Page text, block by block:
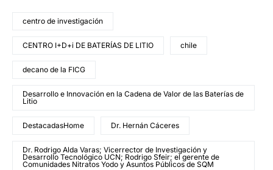
centro de investigación
CENTRO I+D+i DE BATERÍAS DE LITIO chile
decano de la FICG
Desarrollo e Innovación en la Cadena de Valor de las Baterías de
Litio
DestacadasHome Dr. Hernán Cáceres
Dr. Rodrigo Alda Varas; Vicerrector de Investigación y
Desarrollo Tecnológico UCN; Rodrigo Sfeir; el gerente de
Comunidades Nitratos Yodo y Asuntos Públicos de SQM